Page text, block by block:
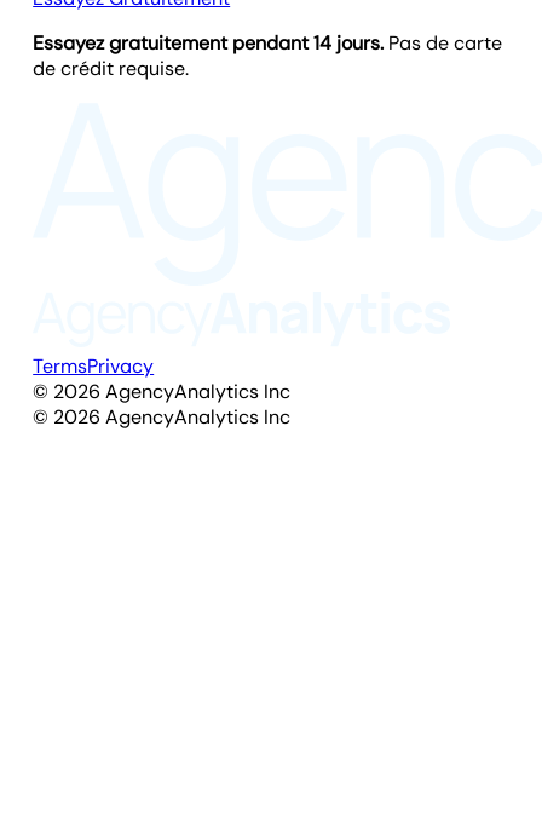
Essayez gratuitement pendant 14 jours. Pas de carte
de crédit requise.
TermsPrivacy
© 2026 AgencyAnalytics Inc
© 2026 AgencyAnalytics Inc